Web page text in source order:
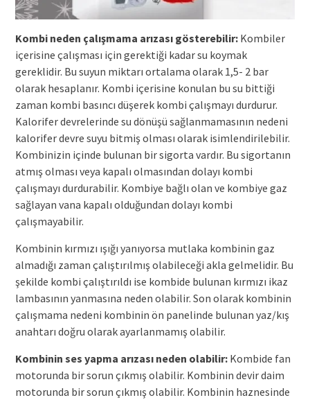
Kombi neden çalışmama arızası gösterebilir:Kombiler
içerisine çalışması için gerektiği kadar su koymak
gereklidir. Bu suyun miktarı ortalama olarak 1,5- 2 bar
olarak hesaplanır. Kombi içerisine konulan bu su bittiği
zaman kombi basıncı düşerek kombi çalışmayı durdurur.
Kalorifer devrelerinde su dönüşü sağlanmamasının nedeni
kalorifer devre suyu bitmiş olması olarak isimlendirilebilir.
Kombinizin içinde bulunan bir sigorta vardır. Bu sigortanın
atmış olması veya kapalı olmasından dolayı kombi
çalışmayı durdurabilir. Kombiye bağlı olan ve kombiye gaz
sağlayan vana kapalı olduğundan dolayı kombi
çalışmayabilir.
Kombinin kırmızı ışığı yanıyorsa mutlaka kombinin gaz
almadığı zaman çalıştırılmış olabileceği akla gelmelidir. Bu
şekilde kombi çalıştırıldı ise kombide bulunan kırmızı ikaz
lambasının yanmasına neden olabilir. Son olarak kombinin
çalışmama nedeni kombinin ön panelinde bulunan yaz/kış
anahtarı doğru olarak ayarlanmamış olabilir.
Kombinin ses yapma arızası neden olabilir:Kombide fan
motorunda bir sorun çıkmış olabilir. Kombinin devir daim
motorunda bir sorun çıkmış olabilir. Kombinin haznesinde